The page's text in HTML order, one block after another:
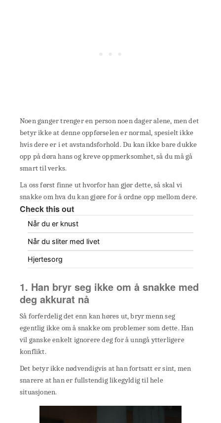
Noen ganger trenger en person noen dager alene, men det
betyr ikke at denne oppførselen er normal, spesielt ikke
hvis dere er i et avstandsforhold. Du kan ikke bare dukke
opp på døra hans og kreve oppmerksomhet, så du må gå
smart til verks.
La oss først finne ut hvorfor han gjør dette, så skal vi
snakke om hva du kan gjøre for å ordne opp mellom dere.
Check this out
Når du er knust
Når du sliter med livet
Hjertesorg
1. Han bryr seg ikke om å snakke med
deg akkurat nå
Så forferdelig det enn kan høres ut, bryr menn seg
egentlig ikke om å snakke om problemer som dette. Han
vil ganske enkelt ignorere deg for å unngå ytterligere
konflikt.
Det betyr ikke nødvendigvis at han fortsatt er sint, men
snarere at han er fullstendig likegyldig til hele
situasjonen.